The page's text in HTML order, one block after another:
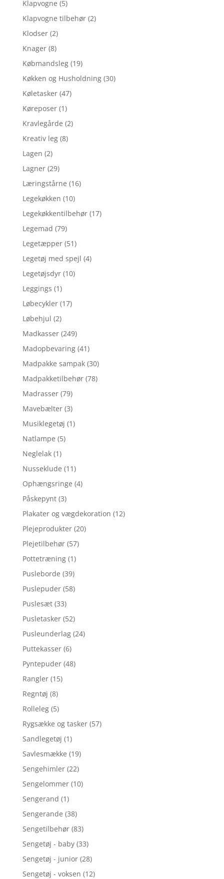
Klapvogne (5)
Klapvogne tilbehør (2)
Klodser (2)
Knager (8)
Købmandsleg (19)
Køkken og Husholdning (30)
Køletasker (47)
Køreposer (1)
Kravlegårde (2)
Kreativ leg (8)
Lagen (2)
Lagner (29)
Læringstårne (16)
Legekøkken (10)
Legekøkkentilbehør (17)
Legemad (79)
Legetæpper (51)
Legetøj med spejl (4)
Legetøjsdyr (10)
Leggings (1)
Løbecykler (17)
Løbehjul (2)
Madkasser (249)
Madopbevaring (41)
Madpakke sampak (30)
Madpakketilbehør (78)
Madrasser (79)
Mavebælter (3)
Musiklegetøj (1)
Natlampe (5)
Neglelak (1)
Nusseklude (11)
Ophængsringe (4)
Påskepynt (3)
Plakater og vægdekoration (12)
Plejeprodukter (20)
Plejetilbehør (57)
Pottetræning (1)
Pusleborde (39)
Puslepuder (58)
Puslesæt (33)
Pusletasker (52)
Pusleunderlag (24)
Puttekasser (6)
Pyntepuder (48)
Rangler (15)
Regntøj (8)
Rolleleg (5)
Rygsække og tasker (57)
Sandlegetøj (1)
Savlesmække (19)
Sengehimler (22)
Sengelommer (10)
Sengerand (1)
Sengerande (38)
Sengetilbehør (83)
Sengetøj - baby (33)
Sengetøj - junior (28)
Sengetøj - voksen (12)